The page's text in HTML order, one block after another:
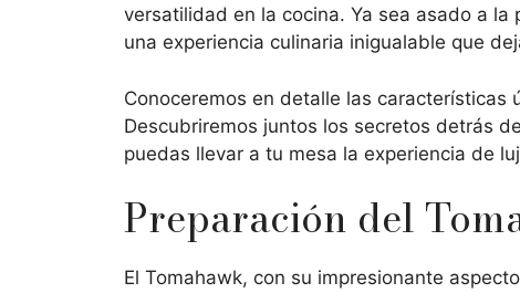
versatilidad en la cocina. Ya sea asado a
una experiencia culinaria inigualable que
Conoceremos en detalle las
Descubriremos juntos los secretos detrás
puedas llevar a tu mesa la experiencia de
Preparación del
El Tomahawk, con su impresionante